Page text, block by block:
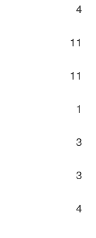
4
11
11
1
3
3
4